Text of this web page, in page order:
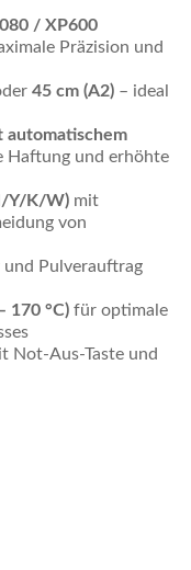
/ XP600
Präzision und
45 cm (A2) – ideal
automatischem
Haftung und erhöhte
Y/K/W) mit
von
und Pulverauftrag
170 °C) für optimale
Not-Aus-Taste und